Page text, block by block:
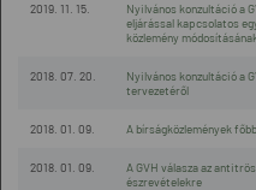
2019. 11. 15.
Nyilvános konzultáció a
eljárással kapcsolatos
közlemény
2018. 07. 20.
Nyilvános konzultáció a
tervezetéről
2018. 01. 09. A bírságközlemények
2018. 01. 09.
A GVH válasza az
észrevételekre